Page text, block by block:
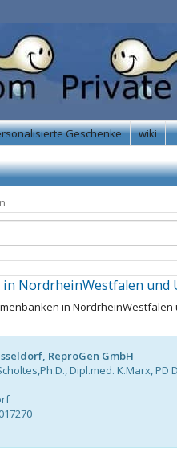
Geschenke wiki
in NordrheinWestfalen und
in
ReproGen GmbH
Dipl.med. K.Marx, PD